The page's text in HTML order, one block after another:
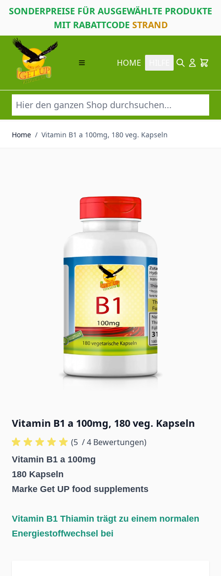
SONDERPREISE FÜR AUSGEWÄHLTE PRODUKTE
MIT RABATTCODE STRAND
Direkt zum Inhalt
HOME
Suche Cart
Home / Vitamin B1 a 100mg, 180 veg. Kapseln
Vitamin B1 a 100mg, 180 veg. Kapseln
(5 / 4 Bewertungen)
Vitamin B1 a 100mg
180 Kapseln
Marke Get UP food supplements
Vitamin B1 Thiamin trägt zu einem normalen
Energiestoffwechsel bei